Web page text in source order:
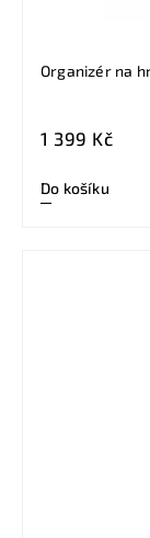
Organizér na
1 399 Kč
Do košíku